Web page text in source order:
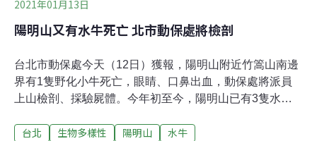
2021年01月13日
陽明山又有水牛死亡 北市動保處將檢剖
台北市動保處今天（12日）獲報，陽明山附近竹篙山南邊
界有1隻野化小牛死亡，眼睛、口鼻出血，動保處將派員
上山檢剖、採驗屍體。今年初至今，陽明山已有3隻水牛
訪時指出，下午接獲通報竹篙山南邊界有1隻野化小牛死
台北 生物多樣性 陽明山 水牛